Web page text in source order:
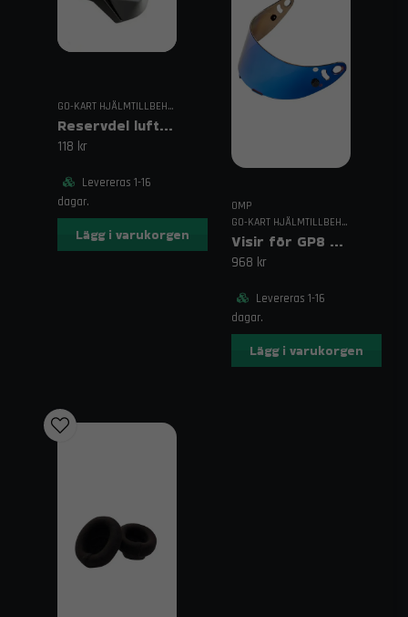
GO-KART HJÄLMTILLBEHÖR
Reservdel luftventil haka CIRCUIT EVO2 hjälm
118 kr
Levereras 1-16
dagar.
Lägg i varukorgen
OMP
GO-KART HJÄLMTILLBEHÖR
Visir för GP8 evo
968 kr
Levereras 1-16
dagar.
Lägg i varukorgen